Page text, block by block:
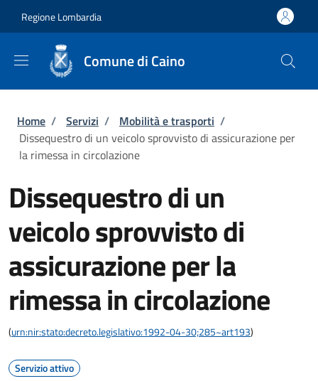
Regione Lombardia
Comune di Caino
Briciole di pane
Home / Servizi / Mobilità e trasporti /
Dissequestro di un veicolo sprovvisto di assicurazione per
la rimessa in circolazione
Dissequestro di un
veicolo sprovvisto di
assicurazione per la
rimessa in circolazione
(urn:nir:stato:decreto.legislativo:1992-04-30;285~art193)
Servizio attivo